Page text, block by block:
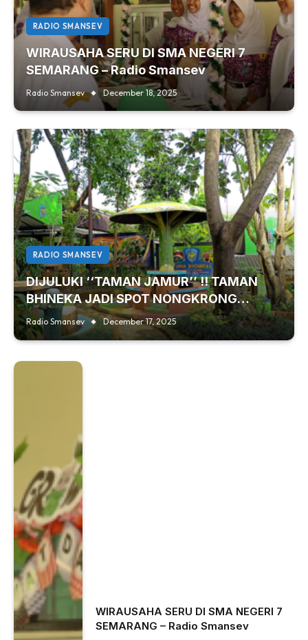
RADIO SMANSEV
WIRAUSAHA SERU DI SMA NEGERI 7
SEMARANG – Radio Smansev
Radio Smansev December 18, 2025
RADIO SMANSEV
DIJULUKI ‘‘TAMAN JAMUR’’ !! TAMAN
BHINEKA JADI SPOT NONGKRONG
FAVORIT MURID SMA NEGERI 7
SEMARANG – Radio Smansev
Radio Smansev December 17, 2025
WIRAUSAHA SERU DI SMA NEGERI 7
SEMARANG – Radio Smansev